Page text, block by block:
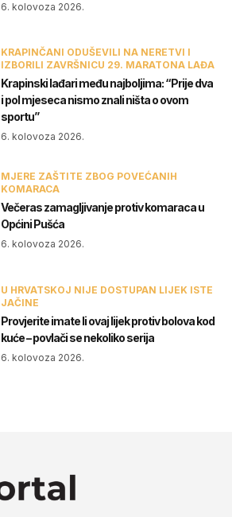
6. kolovoza 2026.
KRAPINČANI ODUŠEVILI NA NERETVI I
IZBORILI ZAVRŠNICU 29. MARATONA LAĐA
Krapinski lađari među najboljima: “Prije dva
i pol mjeseca nismo znali ništa o ovom
sportu”
6. kolovoza 2026.
MJERE ZAŠTITE ZBOG POVEĆANIH
KOMARACA
Večeras zamagljivanje protiv komaraca u
Općini Pušća
6. kolovoza 2026.
U HRVATSKOJ NIJE DOSTUPAN LIJEK ISTE
JAČINE
Provjerite imate li ovaj lijek protiv bolova kod
kuće – povlači se nekoliko serija
6. kolovoza 2026.